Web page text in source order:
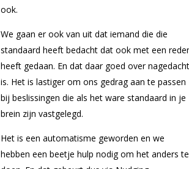
ook.
We gaan er ook van uit dat iemand die die
standaard heeft bedacht dat ook met een
heeft gedaan. En dat daar goed over
is. Het is lastiger om ons gedrag aan te passen
bij beslissingen die als het ware standaard in je
brein zijn vastgelegd.
Het is een automatisme geworden en we
hebben een beetje hulp nodig om het anders te